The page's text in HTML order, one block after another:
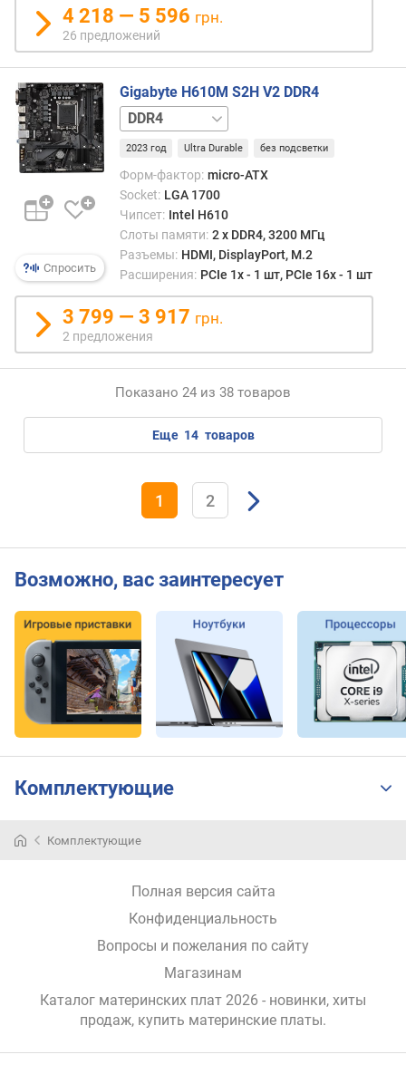
г
о
н
а
к
о
п
и
е
л
Г
Б
)
с
л
т
с
л
о
т
в
I
x
о
в
4 218 — 5 596 грн.
26 предложений
Спросить
Gigabyte H610M S2H V2 DDR4
DDR5
2023 год Ultra Durable без подсветки
Форм-фактор: micro-ATX
Socket: LGA 1700
Чипсет: Intel H610
Слоты памяти: 2 х DDR4, 3200 МГц
Разъемы: HDMI, DisplayPort, M.2
Расширения: PCIe 1x - 1 шт, PCIe 16x - 1 шт
3 799 — 3 917 грн.
2 предложения
Показано 24 из 38 товаров
еще 14 товаров
1 2
Возможно, вас заинтересует
Комплектующие
Комплектующие
Полная версия сайта
Конфиденциальность
Вопросы и пожелания по сайту
Магазинам
Каталог материнских плат 2026 - новинки, хиты
продаж, купить материнские платы.